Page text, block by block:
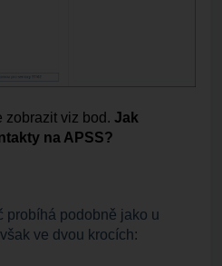
zobrazit viz bod. Jak
na APSS?
probíhá podobně jako u
ve dvou krocích: